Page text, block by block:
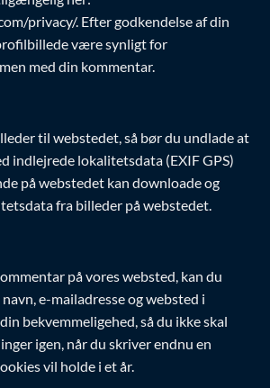
privacy/. Efter godkendelse af din
være synligt for
med din kommentar.
til webstedet, så bør du undlade at
indlejrede lokalitetsdata (EXIF GPS)
på webstedet kan downloade og
fra billeder på webstedet.
på vores websted, kan du
e-mailadresse og websted i
bekvemmeligehed, så du ikke skal
igen, når du skriver endnu en
vil holde i et år.